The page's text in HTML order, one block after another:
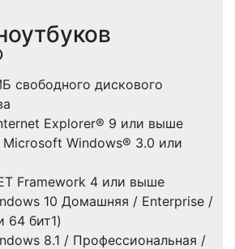
свободного дискового
Explorer® 9 или выше
Windows® 3.0 или
Framework 4 или выше
10 Домашняя / Enterprise /
64 бит1)
8.1 / Профессиональная /